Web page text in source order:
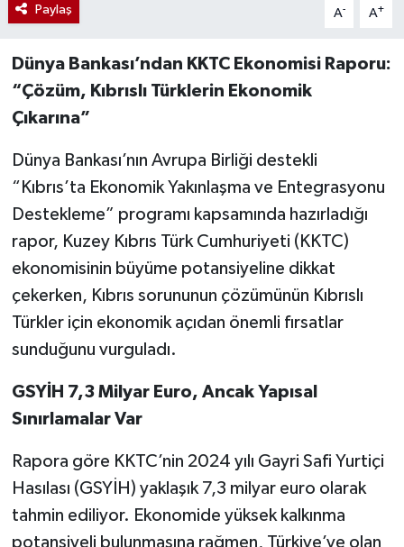
Paylaş A- A+
Dünya Bankası’ndan KKTC Ekonomisi Raporu:
“Çözüm, Kıbrıslı Türklerin Ekonomik
Çıkarına”
Dünya Bankası’nın Avrupa Birliği destekli
“Kıbrıs’ta Ekonomik Yakınlaşma ve Entegrasyonu
Destekleme” programı kapsamında hazırladığı
rapor, Kuzey Kıbrıs Türk Cumhuriyeti (KKTC)
ekonomisinin büyüme potansiyeline dikkat
çekerken, Kıbrıs sorununun çözümünün Kıbrıslı
Türkler için ekonomik açıdan önemli fırsatlar
sunduğunu vurguladı.
GSYİH 7,3 Milyar Euro, Ancak Yapısal
Sınırlamalar Var
Rapora göre KKTC’nin 2024 yılı Gayri Safi Yurtiçi
Hasılası (GSYİH) yaklaşık 7,3 milyar euro olarak
tahmin ediliyor. Ekonomide yüksek kalkınma
potansiyeli bulunmasına rağmen, Türkiye’ye olan